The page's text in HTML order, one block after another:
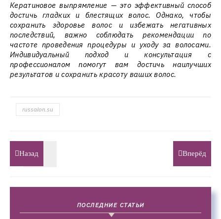
Кератиновое выпрямление — это эффективный способ
достичь гладких и блестящих волос. Однако, чтобы
сохранить здоровье волос и избежать негативных
последствий, важно соблюдать рекомендации по
частоте проведения процедуры и уходу за волосами.
Индивидуальный подход и консультация с
профессионалом помогут вам достичь наилучших
результатов и сохранить красоту ваших волос.
russalon.su
Назад Вперёд
ПОСЛЕДНИЕ СТАТЬИ